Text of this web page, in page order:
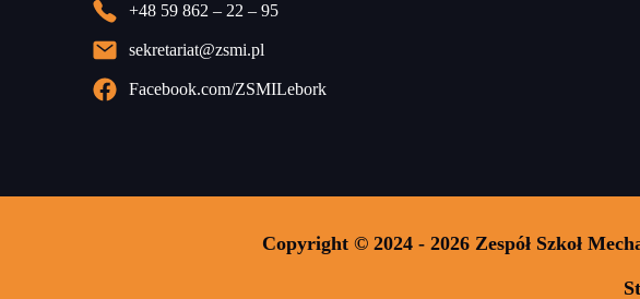
+48 59 862 – 22 – 95
sekretariat@zsmi.pl
Facebook.com/ZSMILebork
Copyright © 2024 - 2026 Zespół Szkoł